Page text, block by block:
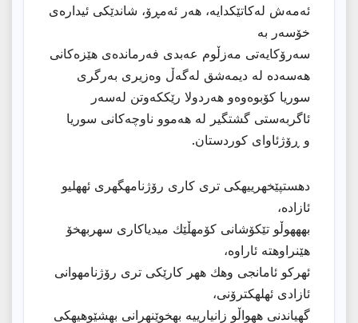
ئەمەش لەکاتێکدایە، هەر ئەمڕۆ، شاندێکی ئیدارەی
خۆسەر بە
سەرۆكایەتی مەزڵوم عەبدی فەرماندەی هێزەکانی
هەسەدە لە دیمەشق لەگەڵ وەزیری بەرگری
سوریا کۆبوەوەو هەردولا رێككەوتن لەسەر
ئاگربەستی گشتگیر لە هەموو ناوچەكانی سوریا
و ڕۆژئاوای کوردستان.
دهستپێخهرییهكی تری كاری رۆژنامهگهری ئههلیو
ئازاده،
بهههوڵو تێكۆشانی كۆمهڵێك میدیاكاری سهربهخۆ
هێنراوهته ئاراوه،
ئهركو ئامانجی وهك ههر كارێكی تری رۆژنامهوانی
ئازادی ئهلهكترۆنی،
گهیاندنی ههواڵو زانیارییه بهخوێنهرانی بهشێوهیهكی